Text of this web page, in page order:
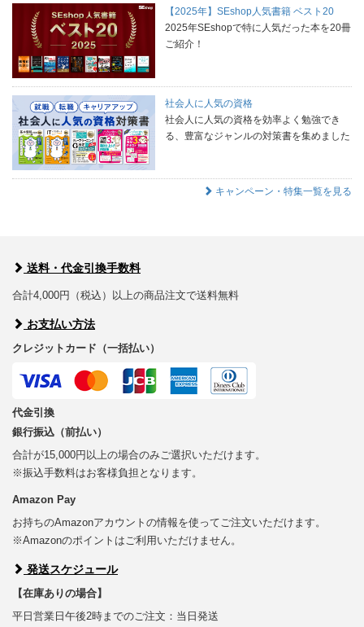
【2025年】SEshop人気書籍 ベスト20
2025年SEshopで特に人気だった本を20冊
ご紹介！
社会人に人気の資格
社会人に人気の資格を効率よく勉強でき
る、豊富なジャンルの対策書を集めました
キャンペーン・特集一覧を見る
送料・代金引換手数料
合計4,000円（税込）以上の商品注文で送料無料
お支払い方法
クレジットカード（一括払い）
代金引換
銀行振込（前払い）
合計が15,000円以上の場合のみご選択いただけます。
※振込手数料はお客様負担となります。
Amazon Pay
お持ちのAmazonアカウントの情報を使ってご注文いただけます。
※Amazonのポイントはご利用いただけません。
発送スケジュール
【在庫ありの場合】
平日営業日午後2時までのご注文：当日発送